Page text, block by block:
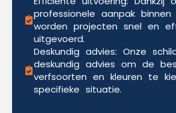
professionele aanpak
worden projecten snel en
uitgevoerd.
Deskundig advies: Onze
deskundig advies om de
verfsoorten en kleuren te
specifieke situatie.